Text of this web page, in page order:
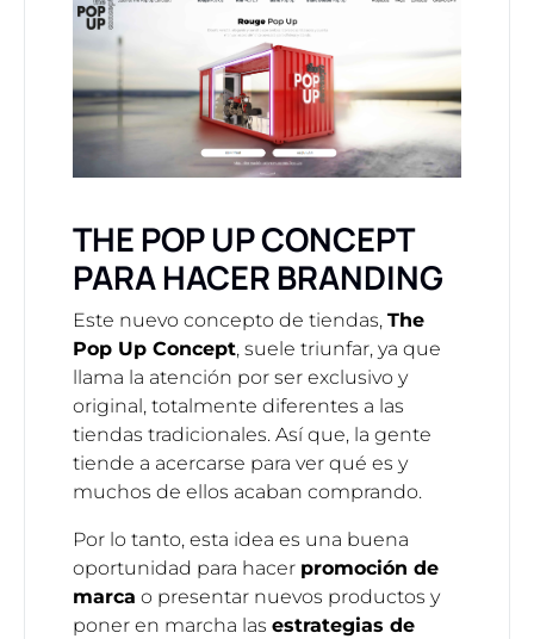
THE POP UP CONCEPT
PARA HACER BRANDING
Este nuevo concepto de tiendas, The
Pop Up Concept, suele triunfar, ya que
llama la atención por ser exclusivo y
original, totalmente diferentes a las
tiendas tradicionales. Así que, la gente
tiende a acercarse para ver qué es y
muchos de ellos acaban comprando.
Por lo tanto, esta idea es una buena
oportunidad para hacer promoción de
marca o presentar nuevos productos y
poner en marcha las estrategias de